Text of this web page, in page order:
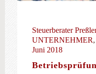
Steuerberater
UNTERNEHMER,
Juni 2018